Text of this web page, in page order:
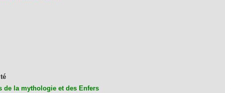
de la mythologie et des Enfers